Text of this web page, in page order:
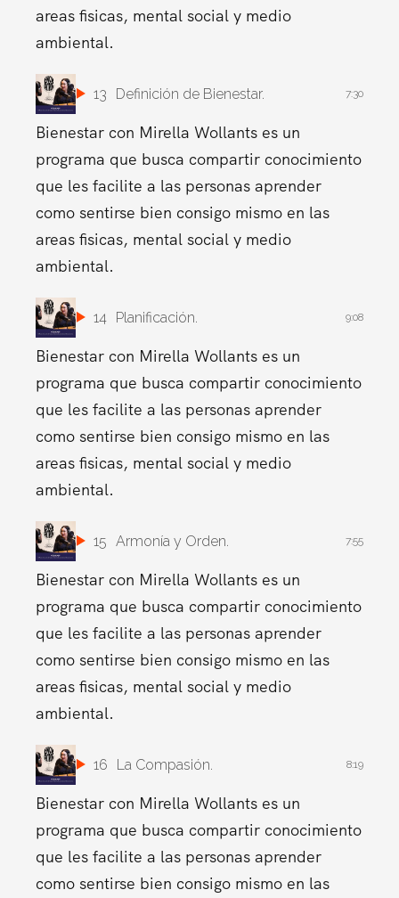
areas fisicas, mental social y medio
ambiental.
13 Definición de Bienestar. 7:30
Bienestar con Mirella Wollants es un
programa que busca compartir conocimiento
que les facilite a las personas aprender
como sentirse bien consigo mismo en las
areas fisicas, mental social y medio
ambiental.
14 Planificación. 9:08
Bienestar con Mirella Wollants es un
programa que busca compartir conocimiento
que les facilite a las personas aprender
como sentirse bien consigo mismo en las
areas fisicas, mental social y medio
ambiental.
15 Armonía y Orden. 7:55
Bienestar con Mirella Wollants es un
programa que busca compartir conocimiento
que les facilite a las personas aprender
como sentirse bien consigo mismo en las
areas fisicas, mental social y medio
ambiental.
16 La Compasión. 8:19
Bienestar con Mirella Wollants es un
programa que busca compartir conocimiento
que les facilite a las personas aprender
como sentirse bien consigo mismo en las